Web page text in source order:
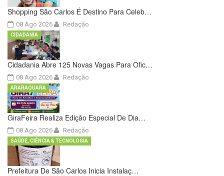
Shopping São Carlos É Destino Para Celeb…
08 Ago 2026 Redação
Cidadania Abre 125 Novas Vagas Para Ofic…
08 Ago 2026
CIDADANIA
Redação
GiraFeira Realiza Edição Especial De Dia…
08 Ago 2026
ARARAQUARA
Redação
Prefeitura De São Carlos Inicia Instalaç…
SAÚDE, CIÊNCIA & TECNOLOGIA